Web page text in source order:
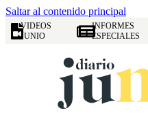
Saltar al contenido principal
VIDEOS
JUNIO
INFORMES
ESPECIALES